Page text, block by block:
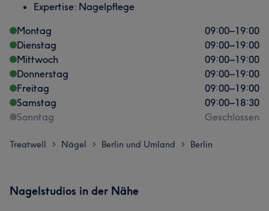
Expertise: Nagelpflege
Montag
09:00–19:00
Dienstag
09:00–19:00
Mittwoch
09:00–19:00
Donnerstag
09:00–19:00
Freitag
09:00–19:00
Samstag
09:00–18:30
Sonntag
Geschlossen
Treatwell > Nägel > Berlin und Umland > Berlin
Nagelstudios in der Nähe